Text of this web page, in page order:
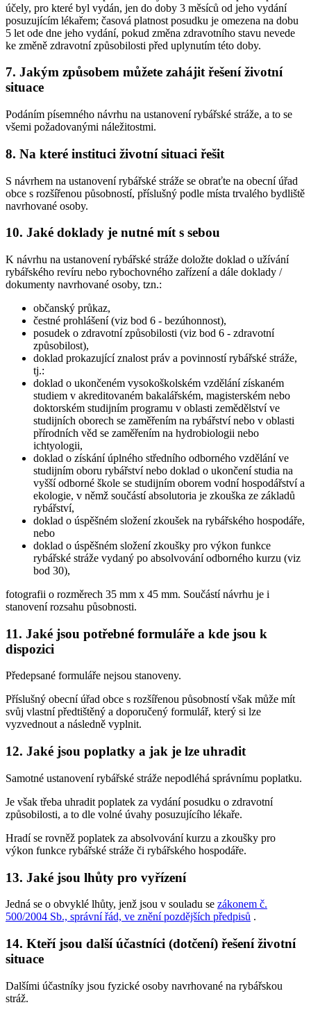
účely, pro které byl vydán, jen do doby 3 měsíců od jeho vydání
posuzujícím lékařem; časová platnost posudku je omezena na dobu
5 let ode dne jeho vydání, pokud změna zdravotního stavu nevede
ke změně zdravotní způsobilosti před uplynutím této doby.
7. Jakým způsobem můžete zahájit řešení životní
situace
Podáním písemného návrhu na ustanovení rybářské stráže, a to se
všemi požadovanými náležitostmi.
8. Na které instituci životní situaci řešit
S návrhem na ustanovení rybářské stráže se obraťte na obecní úřad
obce s rozšířenou působností, příslušný podle místa trvalého bydliště
navrhované osoby.
10. Jaké doklady je nutné mít s sebou
K návrhu na ustanovení rybářské stráže doložte doklad o užívání
rybářského revíru nebo rybochovného zařízení a dále doklady /
dokumenty navrhované osoby, tzn.:
občanský průkaz,
čestné prohlášení (viz bod 6 - bezúhonnost),
posudek o zdravotní způsobilosti (viz bod 6 - zdravotní
způsobilost),
doklad prokazující znalost práv a povinností rybářské stráže,
tj.:
doklad o ukončeném vysokoškolském vzdělání získaném
studiem v akreditovaném bakalářském, magisterském nebo
doktorském studijním programu v oblasti zemědělství ve
studijních oborech se zaměřením na rybářství nebo v oblasti
přírodních věd se zaměřením na hydrobiologii nebo
ichtyologii,
doklad o získání úplného středního odborného vzdělání ve
studijním oboru rybářství nebo doklad o ukončení studia na
vyšší odborné škole se studijním oborem vodní hospodářství a
ekologie, v němž součástí absolutoria je zkouška ze základů
rybářství,
doklad o úspěšném složení zkoušek na rybářského hospodáře,
nebo
doklad o úspěšném složení zkoušky pro výkon funkce
rybářské stráže vydaný po absolvování odborného kurzu (viz
bod 30),
fotografii o rozměrech 35 mm x 45 mm. Součástí návrhu je i
stanovení rozsahu působnosti.
11. Jaké jsou potřebné formuláře a kde jsou k
dispozici
Předepsané formuláře nejsou stanoveny.
Příslušný obecní úřad obce s rozšířenou působností však může mít
svůj vlastní předtištěný a doporučený formulář, který si lze
vyzvednout a následně vyplnit.
12. Jaké jsou poplatky a jak je lze uhradit
Samotné ustanovení rybářské stráže nepodléhá správnímu poplatku.
Je však třeba uhradit poplatek za vydání posudku o zdravotní
způsobilosti, a to dle volné úvahy posuzujícího lékaře.
Hradí se rovněž poplatek za absolvování kurzu a zkoušky pro
výkon funkce rybářské stráže či rybářského hospodáře.
13. Jaké jsou lhůty pro vyřízení
Jedná se o obvyklé lhůty, jenž jsou v souladu se zákonem č.
500/2004 Sb., správní řád, ve znění pozdějších předpisů .
14. Kteří jsou další účastníci (dotčení) řešení životní
situace
Dalšími účastníky jsou fyzické osoby navrhované na rybářskou
stráž.